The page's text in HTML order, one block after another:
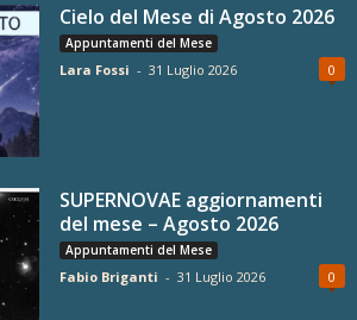
Cielo del Mese di Agosto 2026
Appuntamenti del Mese
Lara Fossi - 31 Luglio 2026 0
SUPERNOVAE aggiornamenti
del mese – Agosto 2026
Appuntamenti del Mese
Fabio Briganti - 31 Luglio 2026 0